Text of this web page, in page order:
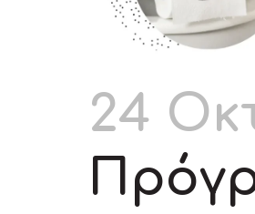
24